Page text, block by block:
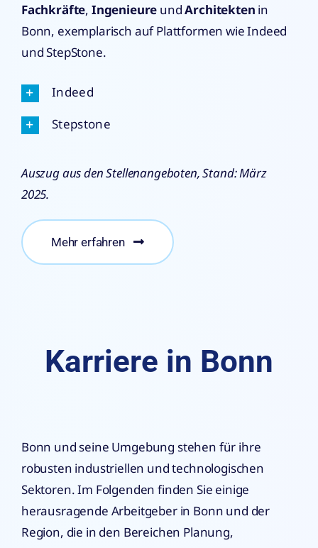
Fachkräfte, Ingenieure undArchitekten in
Bonn, exemplarisch auf Plattformen wie Indeed
und StepStone.
Indeed
Stepstone
Auszug aus den Stellenangeboten, Stand: März
2025.
Mehr erfahren
Karriere in Bonn
Bonn und seine Umgebung stehen für ihre
robusten industriellen und technologischen
Sektoren. Im Folgenden finden Sie einige
herausragende Arbeitgeber in Bonn und der
Region, die in den Bereichen Planung,